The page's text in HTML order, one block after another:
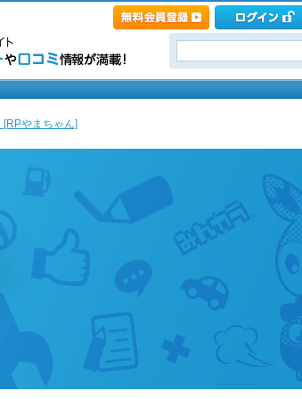
やまちゃん]